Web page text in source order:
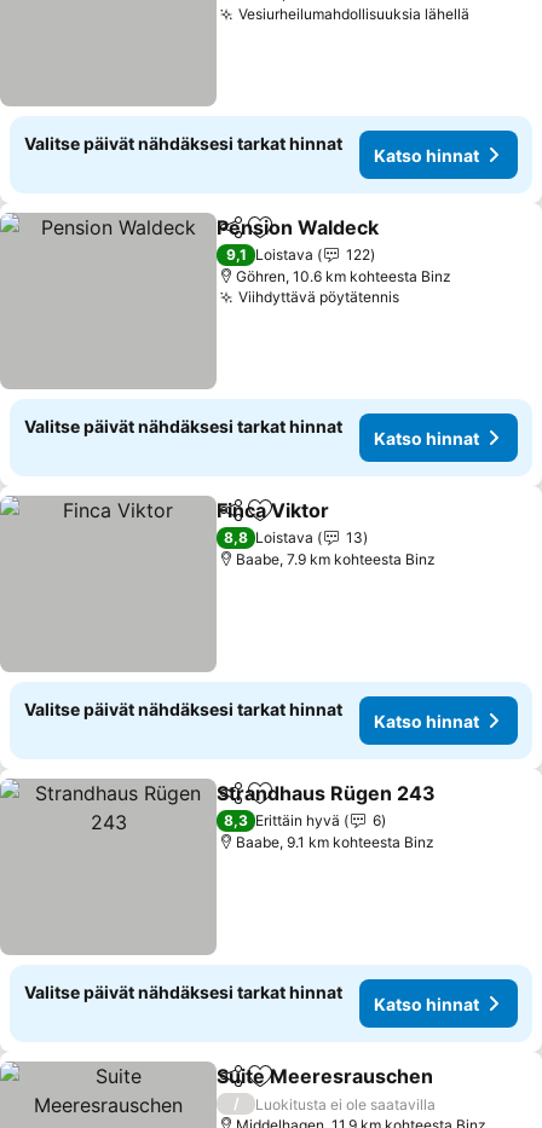
Vesiurheilumahdollisuuksia lähellä
Valitse päivät nähdäksesi tarkat hinnat
Katso hinnat
Jaa Lisää suosikkeihin
Pension Waldeck
9,1 Loistava
122
Göhren, 10.6 km kohteesta Binz
Viihdyttävä pöytätennis
Valitse päivät nähdäksesi tarkat hinnat
Katso hinnat
Jaa Lisää suosikkeihin
Finca Viktor
8,8 Loistava
13
Baabe, 7.9 km kohteesta Binz
Valitse päivät nähdäksesi tarkat hinnat
Katso hinnat
Jaa Lisää suosikkeihin
Strandhaus Rügen 243
8,3 Erittäin hyvä
6
Baabe, 9.1 km kohteesta Binz
Valitse päivät nähdäksesi tarkat hinnat
Katso hinnat
Jaa Lisää suosikkeihin
Suite Meeresrauschen
/
Luokitusta ei ole saatavilla